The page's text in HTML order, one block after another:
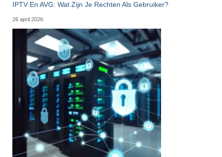
IPTV En AVG: Wat Zijn Je Rechten Als Gebruiker?
26 april 2026